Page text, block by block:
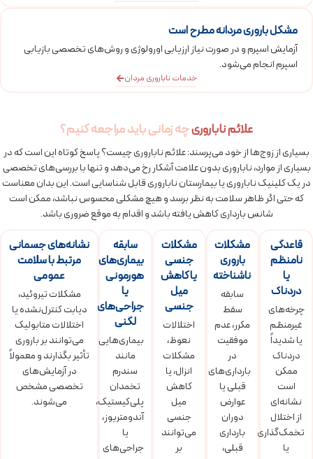
مشکل باروری مردانه مطرح است
آزمایش اسپرم و در صورت نیاز ارزیابی اورولوژی و روش‌های تخصصی بازیابی
اسپرم انجام می‌شود.
خدمات ناباروری مردان
علائم ناباروریچه زمانی باید مراجعه کنیم؟
بسیاری از زوج‌ها از خود می‌پرسند: علائم ناباروری چیست؟ پاسخ کوتاه این است که در
بسیاری از موارد، ناباروری بدون علامت آشکار رخ می‌دهد و تنها با بررسی‌های تخصصی
در یک کلینیک ناباروری یا بیمارستان ناباروری قابل شناسایی است. این بدان معناست
که حتی اگر ظاهر سلامت به نظر برسد و هیچ مشکلی محسوس نباشد، ممکن است
شانس بارداری کاهش یافته باشد و اقدام به موقع ضروری باشد.
قاعدگی
نامنظم
یا
دردناک
چرخه‌های
غیرمنظم
یا شدیداً
دردناک
ممکن
است
نشانه‌ای
از اختلال
تخمک‌گذاری
یا
مشکلات
باروری
ناشناخته
سابقه
سقط
مکرر، عدم
موفقیت
در
بارداری‌های
قبلی یا
عوارض
دوران
بارداری
قبلی،
مشکلات
جنسی
یا کاهش
میل
جنسی
اختلالات
نعوظ،
مشکلات
انزال، یا
کاهش
میل
جنسی
می‌توانند
بر
سابقه
بیماری‌های
هورمونی
یا
جراحی‌های
لگنی
بیماری‌هایی
مانند
سندرم
تخمدان
پلی‌کیستیک،
آندومتریوز،
یا
جراحی‌های
نشانه‌های جسمانی
مرتبط با سلامت
عمومی
مشکلات تیروئید،
دیابت کنترل‌نشده یا
اختلالات متابولیک
می‌توانند بر باروری
تأثیر بگذارند و معمولاً
در آزمایش‌های
تخصصی مشخص
می‌شوند.